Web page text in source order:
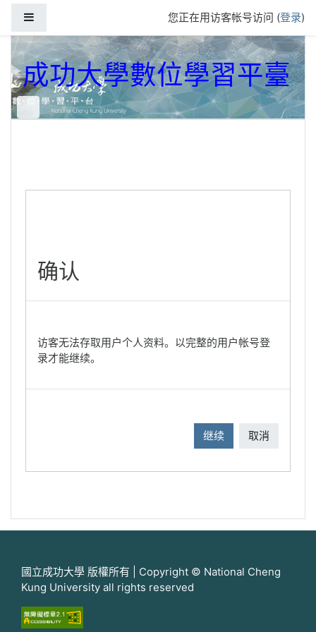
您正在用访客帐号访问 (登录)
成功大學數位學習平臺
确认
访客无法存取用户个人资料。以完整的用户帐号登
录才能继续。
继续 取消
國立成功大學 版權所有 | Copyright © National Cheng
Kung University all rights reserved